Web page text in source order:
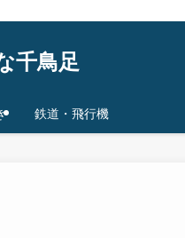
千鳥足
鉄道・飛行機